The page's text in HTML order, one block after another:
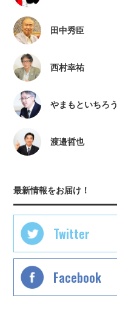
田中秀臣
西村幸祐
やまもといちろう
渡邉哲也
最新情報をお届け！
Twitter
Facebook